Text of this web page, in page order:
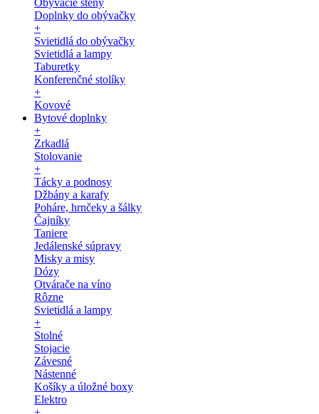
Obývacie steny
Doplnky do obývačky
+
Svietidlá do obývačky
Svietidlá a lampy
Taburetky
Konferenčné stolíky
+
Kovové
Bytové doplnky
+
Zrkadlá
Stolovanie
+
Tácky a podnosy
Džbány a karafy
Poháre, hrnčeky a šálky
Čajníky
Taniere
Jedálenské súpravy
Misky a misy
Dózy
Otvárače na víno
Rôzne
Svietidlá a lampy
+
Stolné
Stojacie
Závesné
Nástenné
Košíky a úložné boxy
Elektro